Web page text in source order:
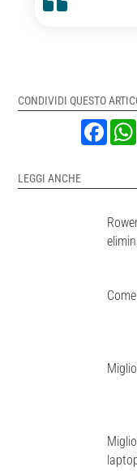
CONDIVIDI QUESTO
LEGGI ANCHE